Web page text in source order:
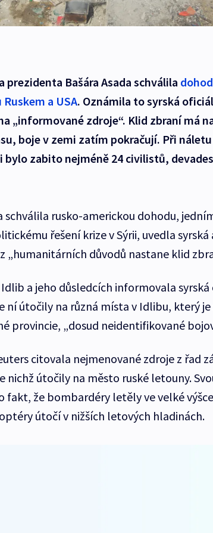
prezidenta Bašára Asada schválila
a USA. Oznámila to syrská
„informované zdroje“. Klid zbraní má
boje v zemi zatím pokračují. Při
bylo zabito nejméně 24 civilistů,
schválila rusko-americkou dohodu,
řešení krize v Sýrii, uvedla
„humanitárních důvodů nastane klid
a jeho důsledcích informovala
ní útočily na různá místa v Idlibu, který
provincie, „dosud neidentifikované
citovala nejmenované zdroje z řad
nichž útočily na město ruské letouny.
fakt, že bombardéry letěly ve velké
útočí v nižších letových hladinách.